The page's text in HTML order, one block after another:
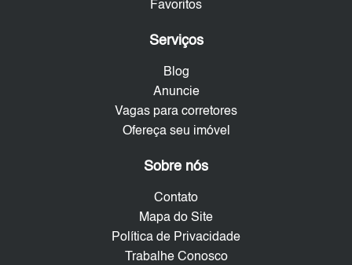
Favoritos
Serviços
Blog
Anuncie
Vagas para corretores
Ofereça seu imóvel
Sobre nós
Contato
Mapa do Site
Política de Privacidade
Trabalhe Conosco